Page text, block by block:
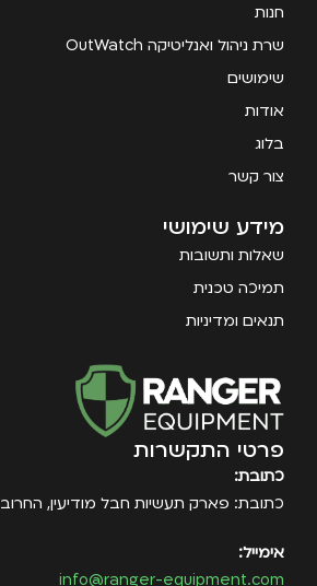
חנות
שרת ניהול ואנליטיקה OutWatch
שימושים
אודות
בלוג
צור קשר
מידע שימושי
שאלות ותשובות
תמיכה טכנית
תנאים ומדיניות
פרטי התקשרות
כתובת:
כתובת: פארק תעשיות חבל מודיעין, החרוב 4, שוהם
אימייל:
info@ranger-equipment.com